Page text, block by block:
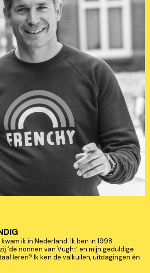
ik in Nederland. Ik ben in 1998
‘de nonnen van Vught’ en mijn geduldige
leren? Ik ken de valkuilen, uitdagingen én